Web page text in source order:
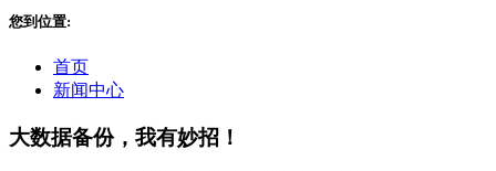
您到位置:
首页
新闻中心
大数据备份，我有妙招！